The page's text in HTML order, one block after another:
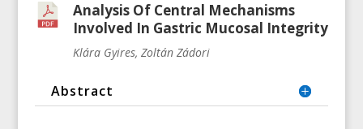
Analysis Of Central Mechanisms
Involved In Gastric Mucosal Integrity
Klára Gyires, Zoltán Zádori
Abstract